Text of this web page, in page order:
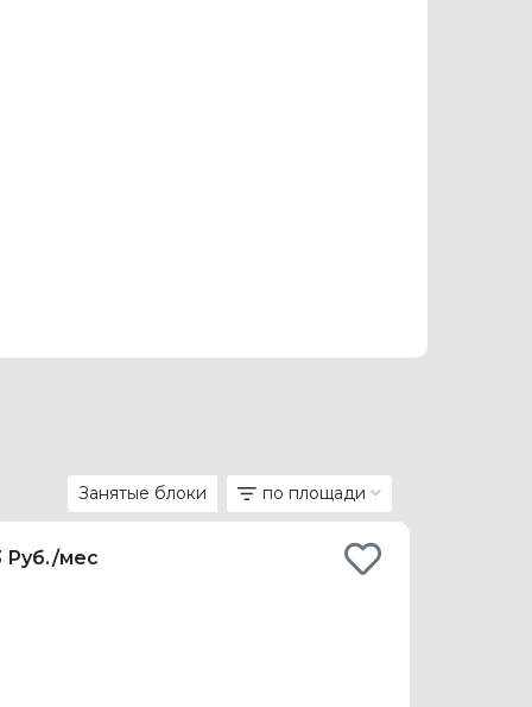
Занятые блоки по площади
Руб./мес